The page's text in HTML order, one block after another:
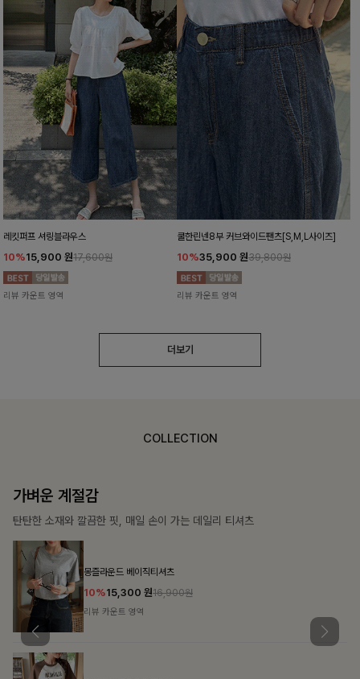
레킷퍼프 셔링블라우스
10%15,900 원17,600원
리뷰 카운트 영역
쿨한린넨8부 커브와이드팬츠[S,M,L사이즈]
10%35,900 원39,800원
리뷰 카운트 영역
더보기
COLLECTION
가장 쉬운 코디
특별한 날부터 일상까지 함께하는 룩